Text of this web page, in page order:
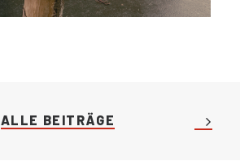
ALLE BEITRÄGE